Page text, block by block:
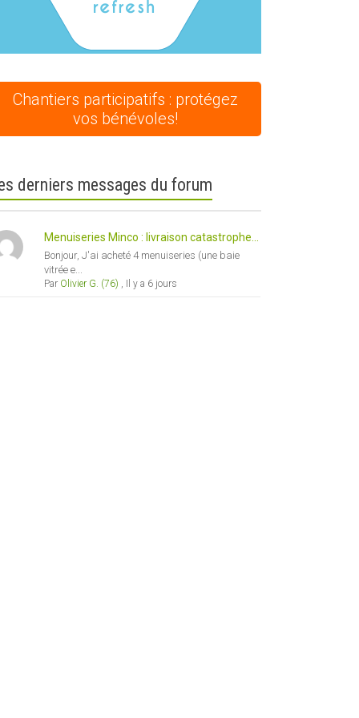
Chantiers participatifs : protégez
vos bénévoles!
derniers messages du forum
Menuiseries Minco : livraison catastrophe...
Bonjour, J'ai acheté 4 menuiseries (une baie
vitrée e...
Par Olivier G. (76) Il y a 6 jours